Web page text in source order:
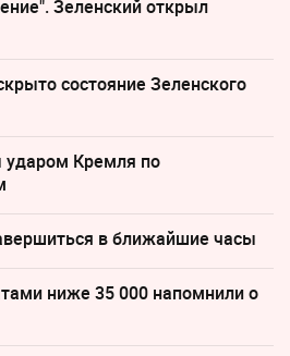
Зеленский открыл
состояние Зеленского
Кремля по
в ближайшие часы
ниже 35 000 напомнили о